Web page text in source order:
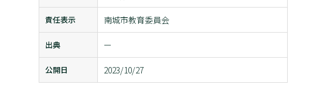
責任表示 南城市教育委員会
出典 ー
公開日 2023/10/27